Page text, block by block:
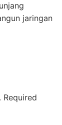
jaringan
Required